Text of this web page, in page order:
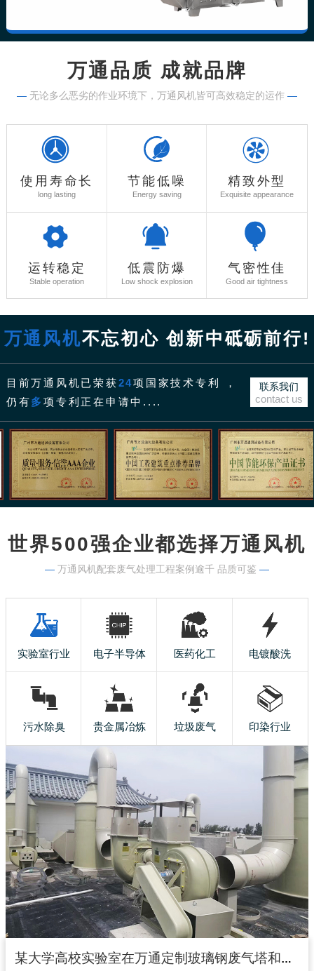
万通品质 成就品牌
— 无论多么恶劣的作业环境下，万通风机皆可高效稳定的运作 —
使用寿命长
long lasting
节能低噪
Energy saving
精致外型
Exquisite appearance
运转稳定
Stable operation
低震防爆
Low shock explosion
气密性佳
Good air tightness
万通风机不忘初心 创新中砥砺前行!
目前万通风机已荣获24项国家技术专利 ，
仍有多项专利正在申请中....
联系我们
contact us
世界500强企业都选择万通风机
— 万通风机配套废气处理工程案例逾千 品质可鉴 —
实验室行业 电子半导体 医药化工 电镀酸洗
污水除臭 贵金属冶炼 垃圾废气 印染行业
某大学高校实验室在万通定制玻璃钢废气塔和玻璃钢风机